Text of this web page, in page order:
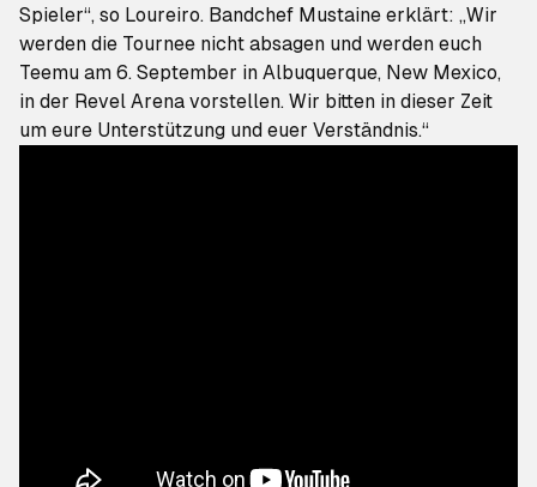
Spieler“, so Loureiro. Bandchef Mustaine erklärt: „Wir
werden die Tournee nicht absagen und werden euch
Teemu am 6. September in Albuquerque, New Mexico,
in der Revel Arena vorstellen. Wir bitten in dieser Zeit
um eure Unterstützung und euer Verständnis.“